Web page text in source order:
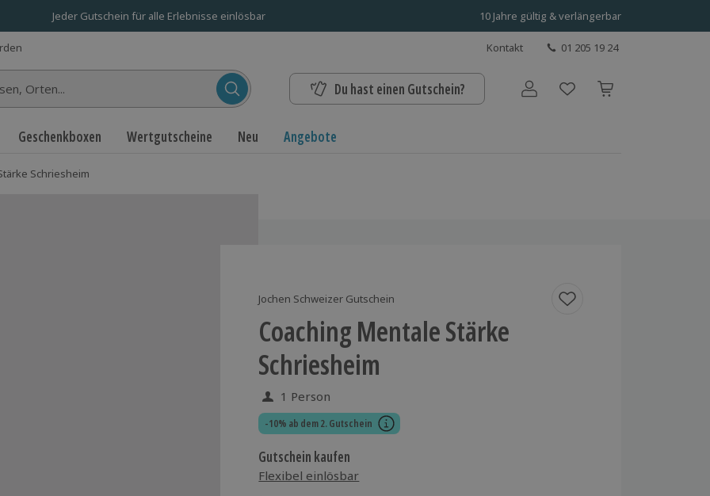
Jeder Gutschein für alle Erlebnisse einlösbar 10 Jahre gültig & verlängerbar
Kontakt 01 205 19 24
Du hast einen Gutschein? Benutzerkonto
Geschenkboxen Wertgutscheine Neu Angebote
Schriesheim
Jochen Schweizer Gutschein
Coaching Mentale Stärke
Schriesheim
1 Person
-10% ab dem 2. Gutschein
Gutschein kaufen
Flexibel einlösbar